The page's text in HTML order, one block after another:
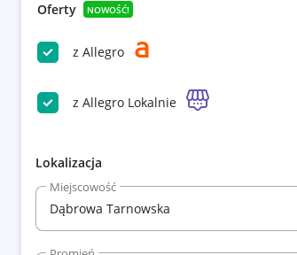
Oferty NOWOŚĆ!
z Allegro
z Allegro Lokalnie
Lokalizacja
Miejscowość